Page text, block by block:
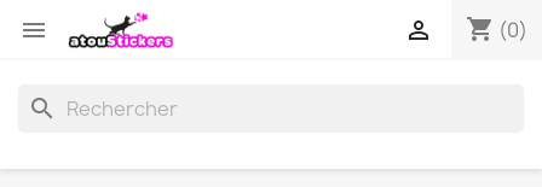
 shopping_cart (0)

search